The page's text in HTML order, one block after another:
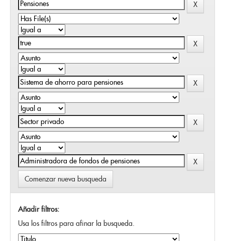
Comenzar nueva busqueda
Añadir filtros:
Usa los filtros para afinar la busqueda.